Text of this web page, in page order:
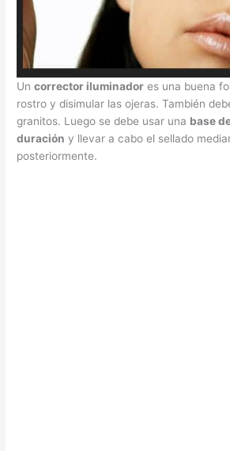
Uncorrector iluminador es una buena
rostro y disimular las ojeras. También
granitos. Luego se debe usar una base
duración y llevar a cabo el sellado
posteriormente.